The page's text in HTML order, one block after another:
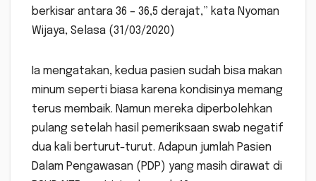
berkisar antara 36 – 36,5 derajat,” kata Nyoman
Wijaya, Selasa (31/03/2020)
Ia mengatakan, kedua pasien sudah bisa makan
minum seperti biasa karena kondisinya memang
terus membaik. Namun mereka diperbolehkan
pulang setelah hasil pemeriksaan swab negatif
dua kali berturut-turut. Adapun jumlah Pasien
Dalam Pengawasan (PDP) yang masih dirawat di